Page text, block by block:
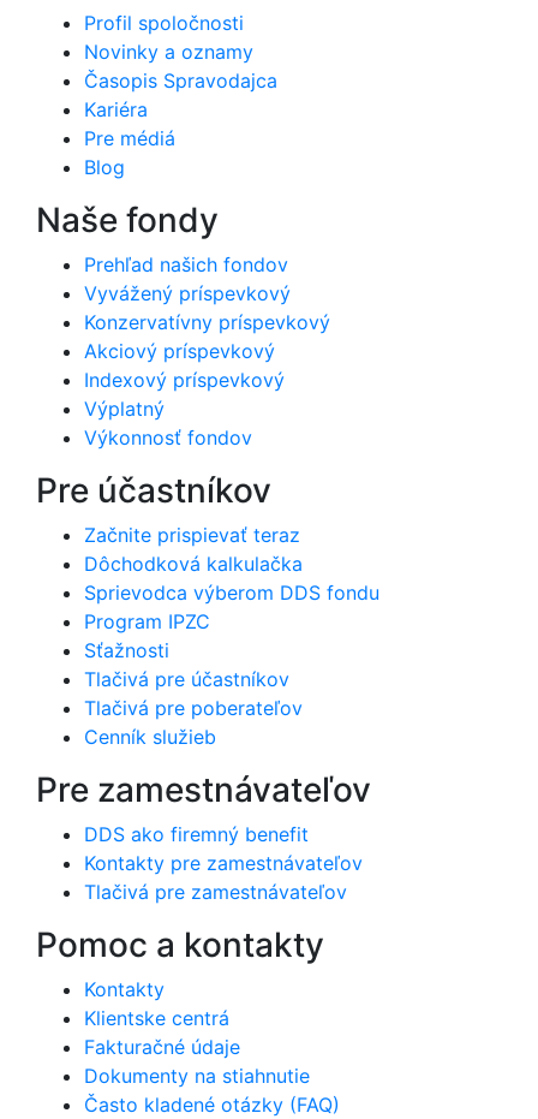
Profil spoločnosti
Novinky a oznamy
Časopis Spravodajca
Kariéra
Pre médiá
Blog
Naše fondy
Prehľad našich fondov
Vyvážený príspevkový
Konzervatívny príspevkový
Akciový príspevkový
Indexový príspevkový
Výplatný
Výkonnosť fondov
Pre účastníkov
Začnite prispievať teraz
Dôchodková kalkulačka
Sprievodca výberom DDS fondu
Program IPZC
Sťažnosti
Tlačivá pre účastníkov
Tlačivá pre poberateľov
Cenník služieb
Pre zamestnávateľov
DDS ako firemný benefit
Kontakty pre zamestnávateľov
Tlačivá pre zamestnávateľov
Pomoc a kontakty
Kontakty
Klientske centrá
Fakturačné údaje
Dokumenty na stiahnutie
Často kladené otázky (FAQ)